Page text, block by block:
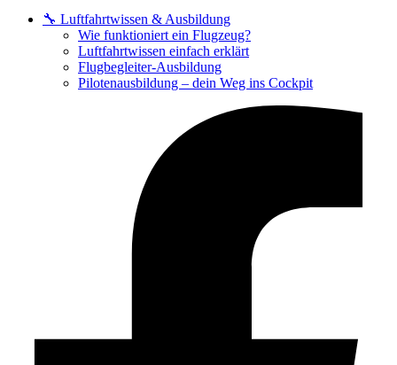
🔧 Luftfahrtwissen & Ausbildung
Wie funktioniert ein Flugzeug?
Luftfahrtwissen einfach erklärt
Flugbegleiter-Ausbildung
Pilotenausbildung – dein Weg ins Cockpit